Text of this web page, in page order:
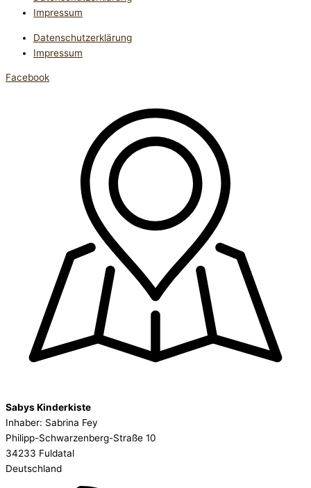
Impressum
Datenschutzerklärung
Impressum
Facebook
Sabys Kinderkiste
Inhaber: Sabrina Fey
Philipp-Schwarzenberg-Straße 10
34233 Fuldatal
Deutschland